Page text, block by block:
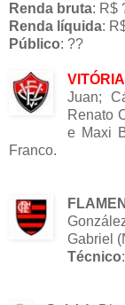
Renda bruta: R$
Renda líquida:
Público: ??
VITÓRIA
Juan;
Renato
e Maxi
Franco.
Gabriel
Técnico